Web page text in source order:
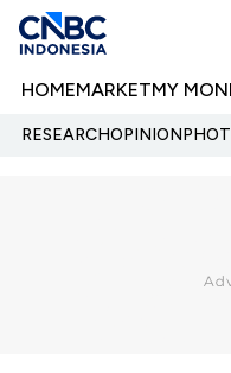
HOMEMARKETMY
RESEARCHOPINION